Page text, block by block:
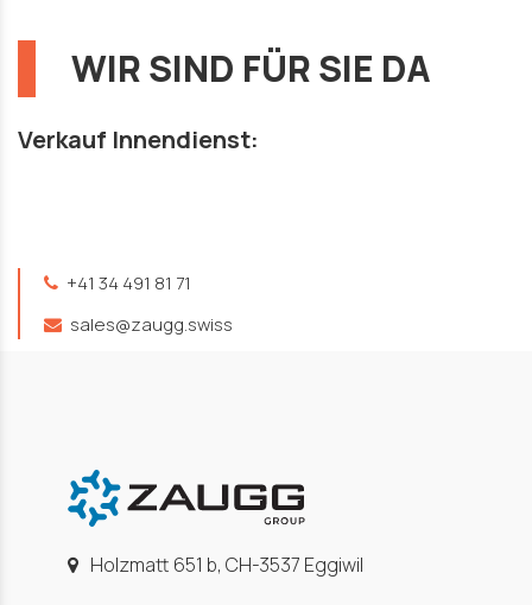
WIR SIND FÜR SIE DA
Verkauf Innendienst:
+41 34 491 81 71
sales@zaugg.swiss
Holzmatt 651 b, CH-3537 Eggiwil